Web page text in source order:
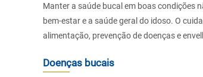
Manter a saúde bucal em boas condições
bem-estar e a saúde geral do idoso. O
alimentação, prevenção de doenças e
Doenças bucais